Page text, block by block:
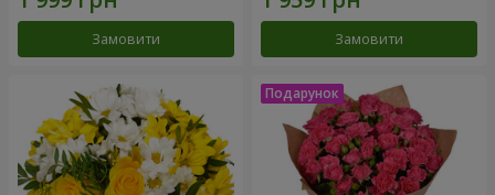
Замовити Замовити